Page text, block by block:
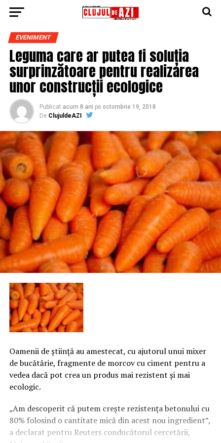
EVENIMENT
Leguma care ar putea fi soluția
surprinzătoare pentru realizarea
unor construcții ecologice
Publicat acum 8 ani pe octombrie 19, 2018
De ClujuldeAZI
Oamenii de ştiinţă au amestecat, cu ajutorul unui mixer
de bucătărie, fragmente de morcov cu ciment pentru a
vedea dacă pot crea un produs mai rezistent şi mai
ecologic.
„Am descoperit că putem creşte rezistenţa betonului cu
80% folosind o cantitate mică din acest nou ingredient”,
a declarat pentru Reuters conducătorul cercetării,